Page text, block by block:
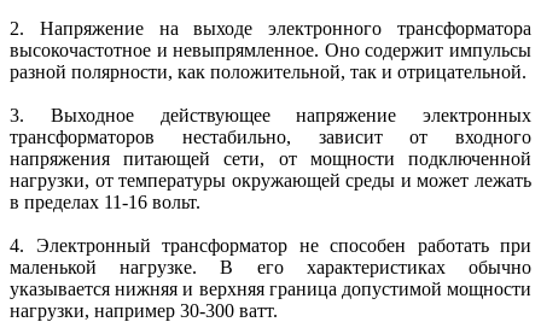
2. Напряжение на выходе электронного трансформатора
высокочастотное и невыпрямленное. Оно содержит импульсы
разной полярности, как положительной, так и отрицательной.
3. Выходное действующее напряжение электронных
трансформаторов нестабильно, зависит от входного
напряжения питающей сети, от мощности подключенной
нагрузки, от температуры окружающей среды и может лежать
в пределах 11-16 вольт.
4. Электронный трансформатор не способен работать при
маленькой нагрузке. В его характеристиках обычно
указывается нижняя и верхняя граница допустимой мощности
нагрузки, например 30-300 ватт.